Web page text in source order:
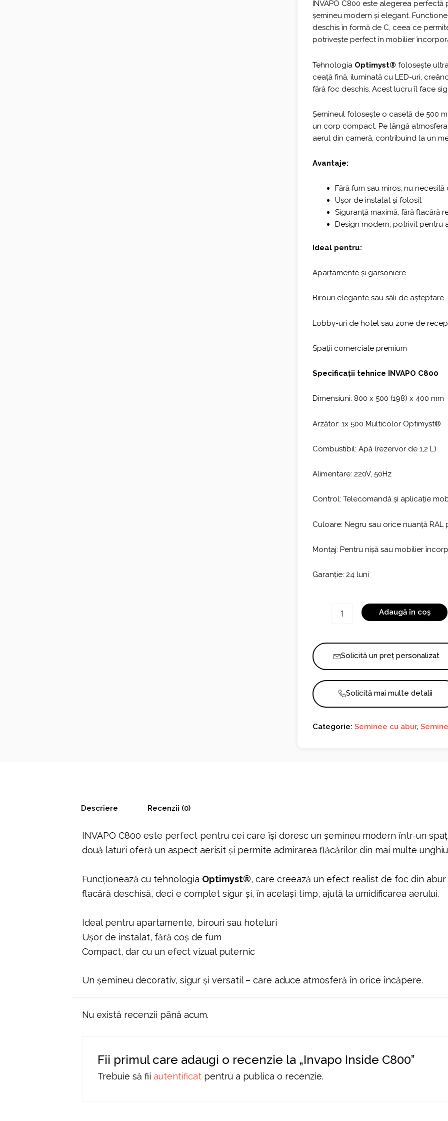
3.100,00 €.
INVAPO C800 este alegerea
șemineu modern și elegant.
deschis în formă de C, ceea ce
potrivește perfect în mobilier
Tehnologia Optimyst® folosește
ceață fină, iluminată cu LED-uri,
fără foc deschis. Acest lucru îl face
Șemineul folosește o casetă de 500
un corp compact. Pe lângă
aerul din cameră, contribuind la un
Avantaje:
Fără fum sau miros, nu
Ușor de instalat și folosit
Siguranță maximă, fără flacără
Design modern, potrivit pentru
Ideal pentru:
Apartamente și garsoniere
Birouri elegante sau săli de așteptare
Lobby-uri de hotel sau zone de
Spații comerciale premium
Specificații tehnice INVAPO C800
Dimensiuni: 800 x 500 (198) x 400 mm
Arzător: 1x 500 Multicolor Optimyst®
Combustibil: Apă (rezervor de 1,2 L)
Alimentare: 220V, 50Hz
Control: Telecomandă și aplicație
Culoare: Negru sau orice nuanță RAL
Montaj: Pentru nișă sau mobilier
Garanție: 24 luni
Adaugă în coș
Solicită un preț personalizat
Solicită mai multe detalii
Categorie:Seminee cu abur,
Descriere Recenzii (0)
INVAPO C800 este perfect pentru cei care își doresc un șemineu modern într-un
două laturi oferă un aspect aerisit și permite admirarea flăcărilor din mai multe
Funcționează cu tehnologia Optimyst®, care creează un efect realist de foc din
flacără deschisă, deci e complet sigur și, în același timp, ajută la umidificarea aerului.
Ideal pentru apartamente, birouri sau hoteluri
Ușor de instalat, fără coș de fum
Compact, dar cu un efect vizual puternic
Un șemineu decorativ, sigur și versatil – care aduce atmosferă în orice încăpere.
Nu există recenzii până acum.
Fii primul care adaugi o recenzie la „Invapo Inside C800”
Trebuie să fiiautentificat pentru a publica o recenzie.